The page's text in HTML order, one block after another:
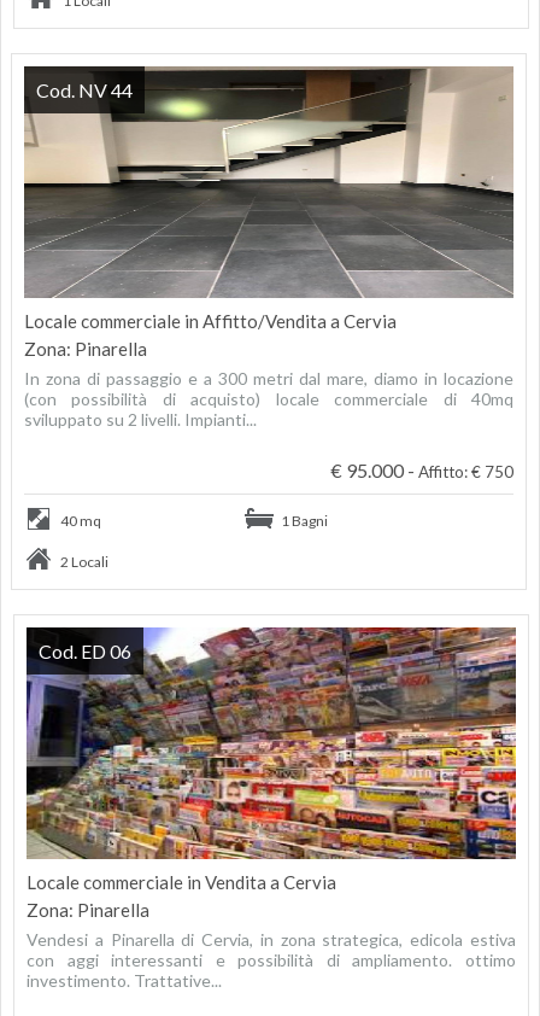
Locale commerciale in Affitto/Vendita a Cervia
Zona: Pinarella
In zona di passaggio e a 300 metri dal mare, diamo in locazione
(con possibilità di acquisto) locale commerciale di 40mq
sviluppato su 2 livelli. Impianti...
€ 95.000 - Affitto: € 750
Cod. NV 44
40 mq 1 Bagni
2 Locali
Locale commerciale in Vendita a Cervia
Zona: Pinarella
Vendesi a Pinarella di Cervia, in zona strategica, edicola estiva
con aggi interessanti e possibilità di ampliamento. ottimo
investimento. Trattative...
Cod. ED 06